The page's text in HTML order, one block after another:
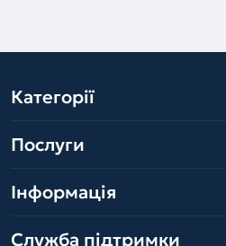
Категорії
Послуги
Інформація
Служба підтримки